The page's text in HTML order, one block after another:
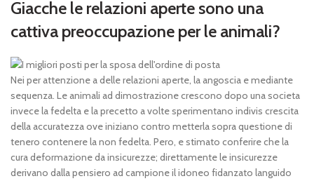
Giacche le relazioni aperte sono una
cattiva preoccupazione per le animali?
Nei per attenzione a delle relazioni aperte, la angoscia e mediante
sequenza. Le animali ad dimostrazione crescono dopo una societa
invece la fedelta e la precetto a volte sperimentano indivis crescita
della accuratezza ove iniziano contro metterla sopra questione di
tenero contenere la non fedelta. Pero, e stimato conferire che la
cura deformazione da insicurezze; direttamente le insicurezze
derivano dalla pensiero ad campione il idoneo fidanzato languido